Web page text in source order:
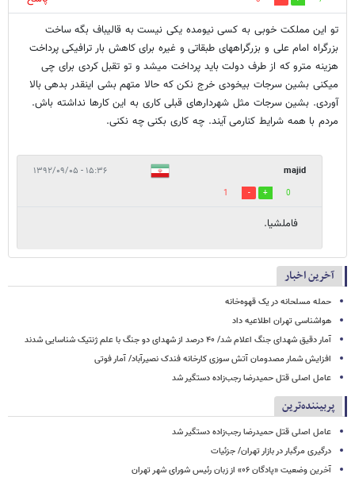
تو این مملکت خوبی به کسی نیومده یکی نیست به قالیباف بگه ساخت
بزرگراه امام علی و بزرگراههای طبقاتی و غیره برای کاهش بار ترافیکی پرداخت
هزینه مترو که از طرف دولت باید پرداخت میشد و تو تقبل کردی برای چی
میکنی بشین سرجات بیخودی خرج نکن که حالا متهم بشی اینقدر بدهی بالا
آوردی. بشین سرجات مثل شهردارهای قبلی کاری به این کارها نداشته باش.
مردم با همه شرایط کنارمی آیند. چه کاری بکنی چه نکنی.
majid ۱۵:۳۶ - ۱۳۹۲/۰۹/۰۵
0
1
فاملشيا.
آخرین اخبار
حمله مسلحانه در یک قهوه‌خانه
هواشناسی تهران اطلاعیه داد
آمار دقیق شهدای جنگ اعلام شد/ ۴۰ درصد از شهدای دو جنگ با علم ژنتیک شناسایی شدند
افزایش شمار مصدومان آتش سوزی کارخانه فندک نصیرآباد/ آمار فوتی
عامل اصلی قتل حمیدرضا رجب‌زاده دستگیر شد
پربیننده‌ترین
عامل اصلی قتل حمیدرضا رجب‌زاده دستگیر شد
درگیری مرگبار در بازار تهران/ جزئیات
آخرین وضعیت «پادگان ۰۶» از زبان رئیس شورای شهر تهران